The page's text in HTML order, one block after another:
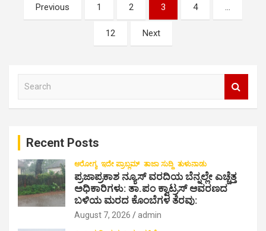
Previous 1 2 3 4 …
12 Next
Recent Posts
ಆರೋಗ್ಯ ಇದೇ ಪ್ರಾಬ್ಲಮ್ ತಾಜಾ ಸುದ್ದಿ ತುಳುನಾಡು
ಪ್ರಜಾಪ್ರಕಾಶ ನ್ಯೂಸ್ ವರದಿಯ ಬೆನ್ನಲ್ಲೇ ಎಚ್ಚೆತ್ತ
ಅಧಿಕಾರಿಗಳು: ತಾ.ಪಂ ಕ್ವಾಟ್ರಸ್ ಆವರಣದ
ಬಳಿಯ ಮರದ ಕೊಂಬೆಗಳ ತೆರವು:
August 7, 2026 admin